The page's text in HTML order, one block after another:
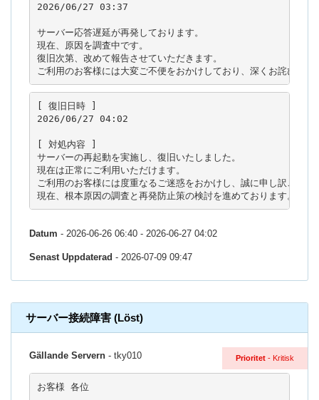
2026/06/27 03:37
サーバー応答遅延が再発しております。
現在、原因を調査中です。
復旧次第、改めて報告させていただきます。
ご利用のお客様には大変ご不便をおかけしており、深くお詫び申し
[ 復旧日時 ]
2026/06/27 04:02
[ 対処内容 ]
サーバーの再起動を実施し、復旧いたしました。
現在は正常にご利用いただけます。
ご利用のお客様には度重なるご迷惑をおかけし、誠に申し訳ござい
現在、根本原因の調査と再発防止策の検討を進めております。
Datum - 2026-06-26 06:40 - 2026-06-27 04:02
Senast Uppdaterad - 2026-07-09 09:47
サーバー接続障害 (Löst)
Prioritet - Kritisk
Gällande Servern - tky010
お客様 各位